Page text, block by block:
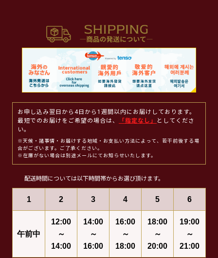
お申し込み翌日から4日から1週間以内にお届けしております。
最短でのお届けをご希望の場合は、
「指定なし」
としてくださ
い。
※天候・諸事情・お届けする地域・お支払い方法によって、若干前後する場
合がございます。ご了承ください。
※在庫がない場合は別途メールにてお知らせいたします。
配送時間については以下時間帯からお選び頂けます。
1 2 3 4 5 6
午前中
12:00
～
14:00
14:00
～
16:00
16:00
～
18:00
18:00
～
20:00
19:00
～
21:00